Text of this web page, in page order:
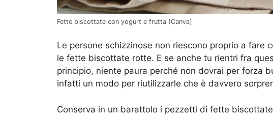
Fette biscottate con yogurt e frutta (Canva)
Le persone schizzinose non riescono proprio a fare
le fette biscottate rotte. E se anche tu rientri fra
principio, niente paura perché non dovrai per forza
infatti un modo per riutilizzarle che è davvero
Conserva in un barattolo i pezzetti di fette